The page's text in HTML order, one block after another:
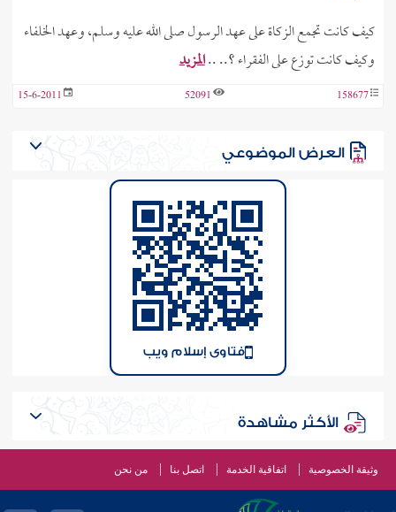
كيف كانت تجمع الزكاة على عهد الرسول صلى الله عليه وسلم، وعهد الخلفاء
وكيف كانت توزع على الفقراء ؟.. ..المزيد
158677
52091
15-6-2011
العرض الموضوعي
فتاوى إسلام ويب
الأكثر مشاهدة
وثيقة الخصوصية اتفاقية الخدمة اتصل بنا من نحن